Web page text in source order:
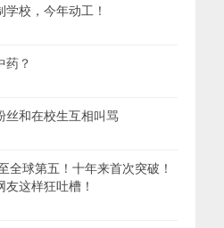
校，今年动工！
药？
丝和在校生互相叫骂
全球第五！十年来首次突破！
这样狂吐槽！